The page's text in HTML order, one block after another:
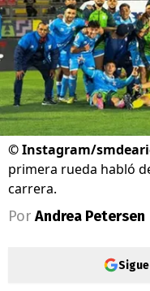
©Instagram/
primera rueda habló
carrera.
Por Andrea Petersen